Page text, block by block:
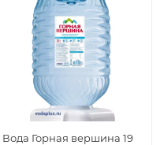
Вода Горная вершина 19